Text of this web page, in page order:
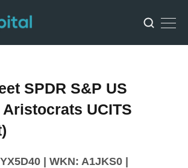
SPDR S&P US
UCITS
| WKN: A1JKS0 |